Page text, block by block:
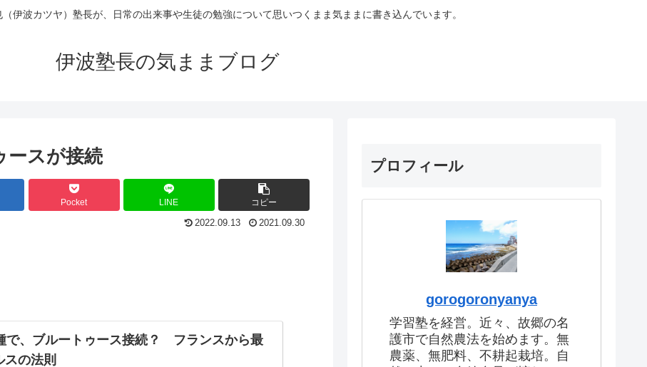
伊波カツヤ）塾長が、日常の出来事や生徒の勉強について思いつくまま気ままに書き込んでいます。
伊波塾長の気ままブログ
ースが接続
Pocket LINE コピー
2022.09.13 2021.09.30
で、ブルートゥース接続？ フランスから最
の法則
プロフィール
gorogoronyanya
学習塾を経営。近々、故郷の名
護市で自然農法を始めます。無
農薬、無肥料、不耕起栽培。自